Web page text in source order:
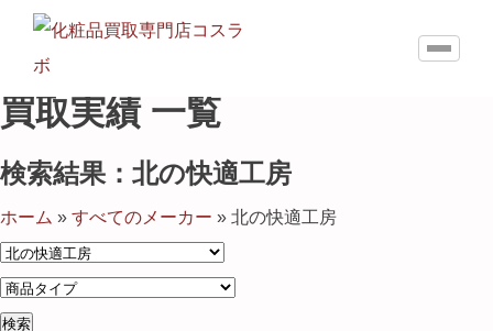
買取実績 一覧
検索結果：北の快適工房
ホーム » すべてのメーカー » 北の快適工房